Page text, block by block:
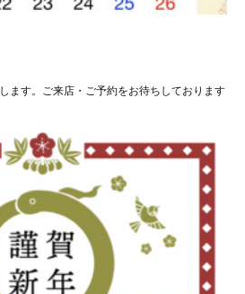
ます。ご来店・ご予約をお待ちしております